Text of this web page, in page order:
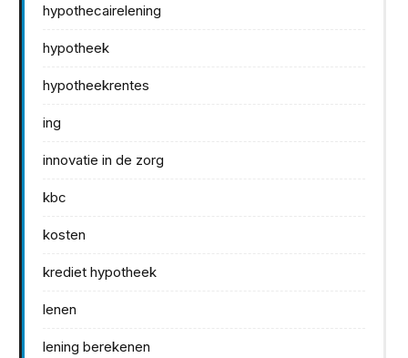
hypothecairelening
hypotheek
hypotheekrentes
ing
innovatie in de zorg
kbc
kosten
krediet hypotheek
lenen
lening berekenen